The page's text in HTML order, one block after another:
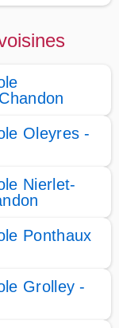
Oleyres -
Nierlet-
Ponthaux
Grolley -